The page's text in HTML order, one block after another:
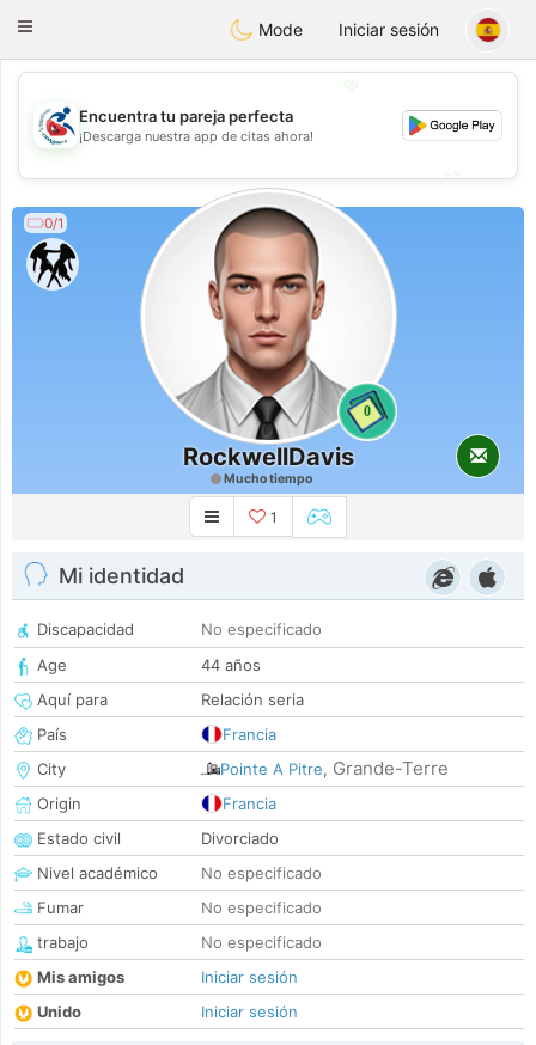
Handi Space
Toggle
Mode Iniciar sesión
💖
💕
Encuentra tu pareja perfecta
¡Descarga nuestra app de citas ahora!
0/1
0
RockwellDavis
Mucho tiempo
1
Mi identidad
Discapacidad
No especificado
Age
44 años
Aquí para
Relación seria
País
Francia
City
Pointe A Pitre, Grande-Terre
Origin
Francia
Estado civil
Divorciado
Nivel académico
No especificado
Fumar
No especificado
trabajo
No especificado
Mis amigos
Iniciar sesión
Unido
Iniciar sesión